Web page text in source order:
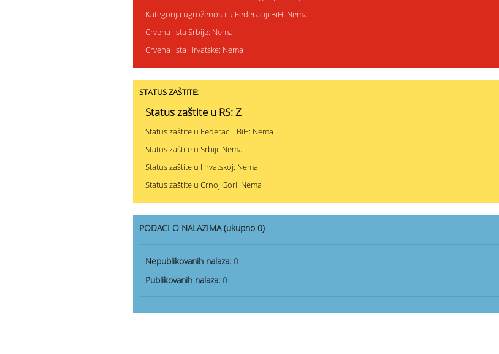
Kategorija ugroženosti u Federaciji BiH: Nema
Crvena lista Srbije: Nema
Crvena lista Hrvatske: Nema
STATUS ZAŠTITE:
Status zaštite u RS: Z
Status zaštite u Federaciji BiH: Nema
Status zaštite u Srbiji: Nema
Status zaštite u Hrvatskoj: Nema
Status zaštite u Crnoj Gori: Nema
PODACI O NALAZIMA (ukupno 0)
Nepublikovanih nalaza: 0
Publikovanih nalaza: 0